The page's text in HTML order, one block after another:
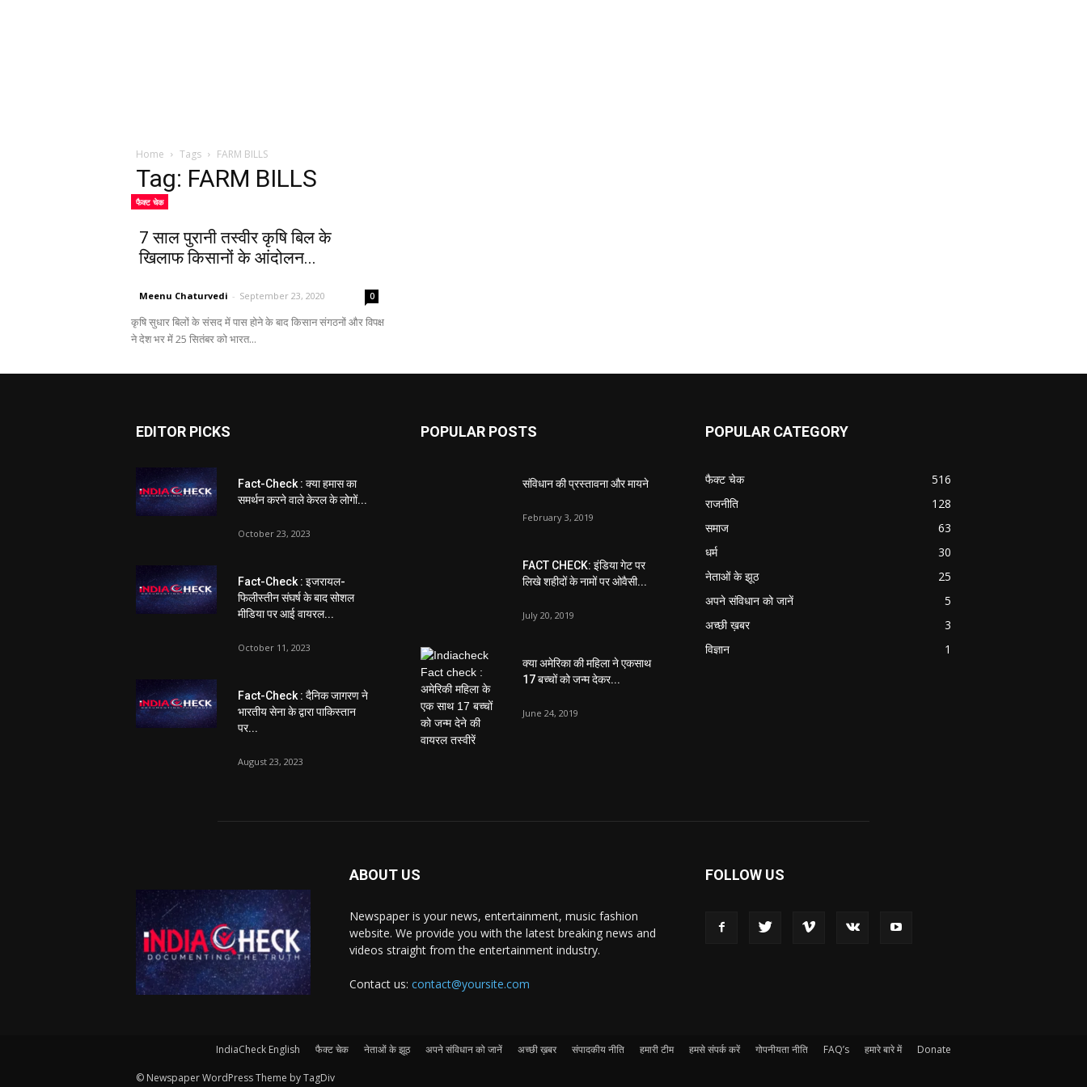
Home Tags FARM BILLS
Tag: FARM BILLS
फैक्ट चेक
7 साल पुरानी तस्वीर कृषि बिल के
खिलाफ किसानों के आंदोलन...
Meenu Chaturvedi - September 23, 2020 0
कृषि सुधार बिलों के संसद में पास होने के बाद किसान संगठनों और विपक्ष
ने देश भर में 25 सितंबर को भारत...
EDITOR PICKS
Fact-Check : क्या हमास का
समर्थन करने वाले केरल के लोगों...
October 23, 2023
Fact-Check : इजरायल-
फिलीस्तीन संघर्ष के बाद सोशल
मीडिया पर आई वायरल...
October 11, 2023
Fact-Check : दैनिक जागरण ने
भारतीय सेना के द्वारा पाकिस्तान
पर...
August 23, 2023
POPULAR POSTS
संविधान की प्रस्तावना और मायने
February 3, 2019
FACT CHECK: इंडिया गेट पर
लिखे शहीदों के नामों पर ओवैसी...
July 20, 2019
क्या अमेरिका की महिला ने एकसाथ
17 बच्चों को जन्म देकर...
June 24, 2019
POPULAR CATEGORY
फैक्ट चेक
516
राजनीति
128
समाज
63
धर्म
30
नेताओं के झूठ
25
अपने संविधान को जानें
5
अच्छी ख़बर
3
विज्ञान
1
ABOUT US
Newspaper is your news, entertainment, music fashion
website. We provide you with the latest breaking news and
videos straight from the entertainment industry.
Contact us: contact@yoursite.com
FOLLOW US
IndiaCheck English फैक्ट चेक नेताओं के झूठ अपने संविधान को जानें अच्छी ख़बर संपादकीय नीति हमारी टीम हमसे संपर्क करें गोपनीयता नीति FAQ’s हमारे बारे में Donate
© Newspaper WordPress Theme by TagDiv